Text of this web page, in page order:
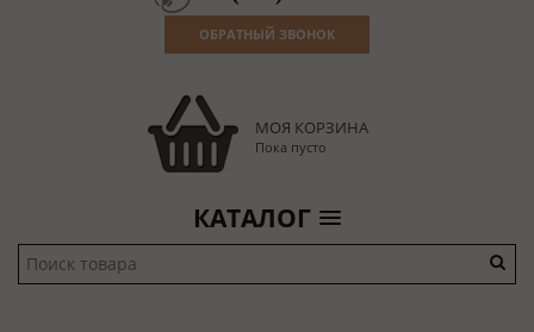
ОБРАТНЫЙ ЗВОНОК
МОЯ КОРЗИНА
Пока пусто
КАТАЛОГ